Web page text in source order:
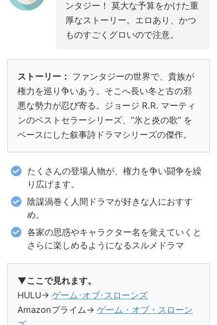
ンタジー！ 莫大な予算をかけた重
厚なストーリー。エロあり、かつ
ものすごくグロいので注意。
ストーリー：
ファンタジーの世界で、貴族が
権力を巡り争いあう。そこへ長い冬と古の邪
悪な勢力が忍び寄る。ジョージ R.R. マーティ
ンのベストセラーシリーズ、“氷と炎の歌” を
ベースにした叙事詩ドラマシリーズの傑作。
たくさんの登場人物が、権力を争い闘争を繰
り広げます。
陰謀渦巻く人間ドラマが好きな人におすす
め。
各家の思惑やキャラクター名を覚えていくと
さらに楽しめるようになるスルメドラマ
▼ここで見れます。
HULU→ ゲーム･オブ･スローンズ
Amazonプライム→ ゲーム・オブ・スローン